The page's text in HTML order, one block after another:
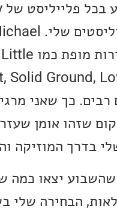
שהוא מופיע בכל פלייליסט של Spotify,
כולל בפלייליסטים שלי. Michael אחראי
על כמה יצירות מופת כמו Cold Little
Heart, Solid
שאני מרגיש
שעזר לי לגלות
והאודיו.
כמה שירים
שלי בשיר